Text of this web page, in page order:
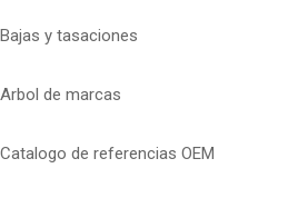
Bajas y tasaciones
Arbol de marcas
Catalogo de referencias OEM